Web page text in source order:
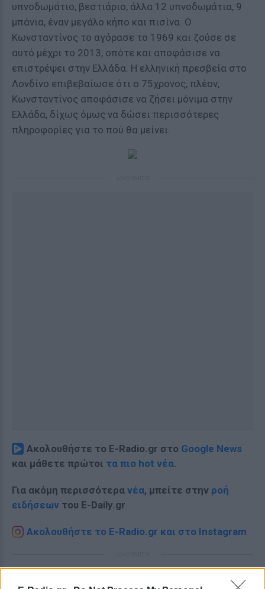
υπνοδωμάτιο, βεστιάριο, άλλα 12 υπνοδωμάτια, 9
μπάνια, έναν μεγάλο κήπο και πισίνα. Ο
Κωνσταντίνος το αγόρασε το 1969 και ζούσε σε
αυτό μέχρι το 2013, οπότε και αποφάσισε να
επιστρέψει στην Ελλάδα. Η ελληνική πρεσβεία στο
Λονδίνο επιβεβαίωσε ότι ο 75χρονος, πλέον,
Κωνσταντίνος αποφάσισε να ζήσει μόνιμα στην
Ελλάδα, δίχως όμως να δώσει περισσότερες
πληροφορίες για το πού θα μείνει.
Ακολουθήστε το E-Radio.gr στο Google News
και μάθετε πρώτοι τα πιο hot νέα.
Για ακόμη περισσότερα νέα, μπείτε στην ροή
ειδήσεων του E-Daily.gr
Ακολουθήστε το E-Radio.gr και στο Instagram